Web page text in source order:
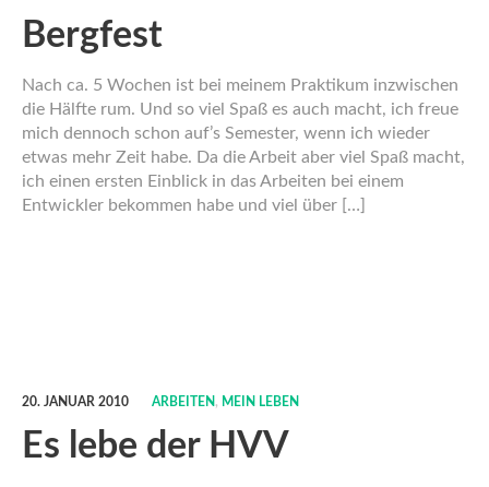
Bergfest
Nach ca. 5 Wochen ist bei meinem Praktikum inzwischen
die Hälfte rum. Und so viel Spaß es auch macht, ich freue
mich dennoch schon auf’s Semester, wenn ich wieder
etwas mehr Zeit habe. Da die Arbeit aber viel Spaß macht,
ich einen ersten Einblick in das Arbeiten bei einem
Entwickler bekommen habe und viel über […]
20. JANUAR 2010 ARBEITEN , MEIN LEBEN
Es lebe der HVV